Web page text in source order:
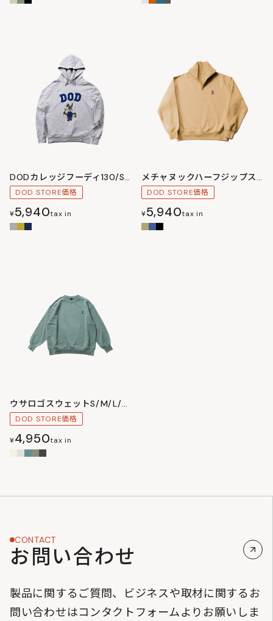
DODカレッジフーディ130/S/M/L/XL
DOD STORE価格
¥5,940tax in
メチャヌックハーフジップスウェットシャツML/LXL
DOD STORE価格
¥5,940tax in
ウサロゴスウェットS/M/L/XL
DOD STORE価格
¥4,950tax in
CONTACT
お問い合わせ
製品に関するご質問、ビジネスや取材に関するお
問い合わせはコンタクトフォームよりお願いしま